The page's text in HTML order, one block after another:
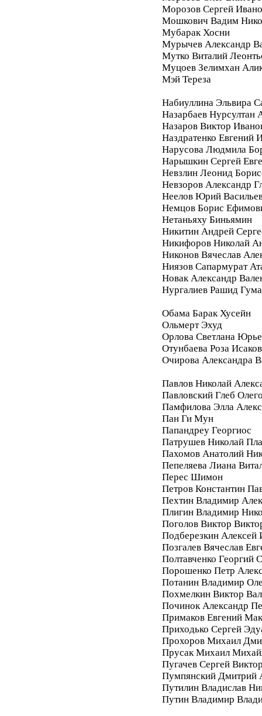
Морозов Сергей
Мошкович Вадим
Мубарак Хосни
Мурычев Александр
Мутко Виталий
Муцоев Зелимхан
Мэй Тереза
Набиуллина Эльвира
Назарбаев Нурсултан
Назаров Виктор
Наздратенко Евгений
Нарусова Людмила
Нарышкин Сергей
Невзлин Леонид
Невзоров Александр
Неелов Юрий
Немцов Борис
Нетаньяху Биньямин
Никитин Андрей
Никифоров Николай
Никонов Вячеслав
Ниязов Сапармурат
Новак Александр
Нургалиев Рашид
Обама Барак Хусейн
Ольмерт Эхуд
Орлова Светлана
Отунбаева Роза
Очирова Александра
Павлов Николай
Павловский Глеб
Памфилова Элла
Пан Ги Мун
Папандреу Георгиос
Патрушев Николай
Пахомов Анатолий
Пепеляева Лиана
Перес Шимон
Петров Константин
Пехтин Владимир
Плигин Владимир
Поголов Виктор
Подберезкин Алексей
Позгалев Вячеслав
Полтавченко Георгий
Порошенко Петр
Потанин Владимир
Похмелкин Виктор
Починок Александр
Примаков Евгений
Приходько Сергей
Прохоров Михаил
Прусак Михаил
Пугачев Сергей
Пумпянский Дмитрий
Путилин Владислав
Путин Владимир